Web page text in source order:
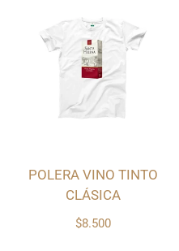
$8.500
POLERA VINO TINTO
CLÁSICA